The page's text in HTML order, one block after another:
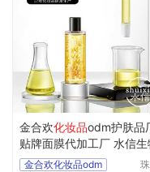
金合欢化妆品odm护肤品
贴牌面膜代加工厂 水信生
金合欢化妆品odm